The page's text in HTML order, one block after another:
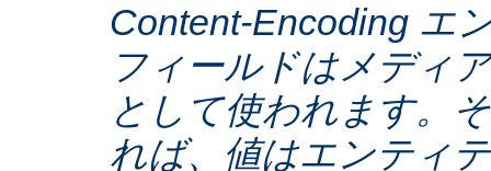
Content-Encoding エ
フィールドはメディ
として使われます。
れば、値はエンティ